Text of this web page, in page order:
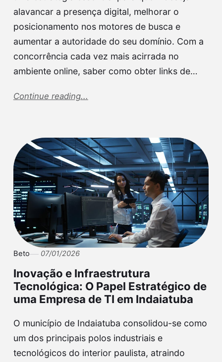
alavancar a presença digital, melhorar o
posicionamento nos motores de busca e
aumentar a autoridade do seu domínio. Com a
concorrência cada vez mais acirrada no
ambiente online, saber como obter links de…
Continue reading...
Beto 07/01/2026
Inovação e Infraestrutura
Tecnológica: O Papel Estratégico de
uma Empresa de TI em Indaiatuba
O município de Indaiatuba consolidou-se como
um dos principais polos industriais e
tecnológicos do interior paulista, atraindo